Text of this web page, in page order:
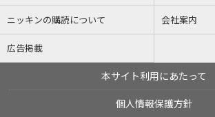
ニッキンの購読について 会社案内
広告掲載
本サイト利用にあたって
個人情報保護方針